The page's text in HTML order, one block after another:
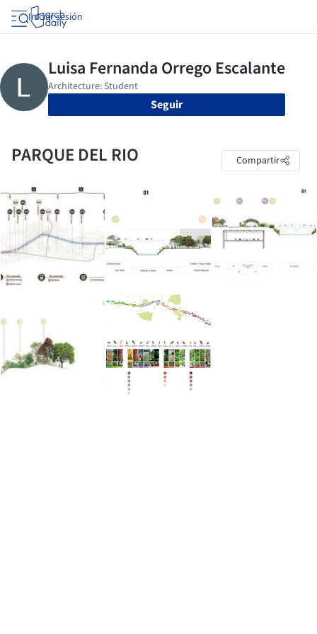
Iniciar sesión
Seguir
PARQUE DEL RIO Compartir